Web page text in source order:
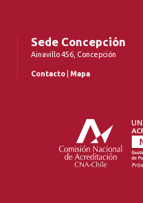
Sede Concepción
Ainavillo 456, Concepción
Contacto Mapa